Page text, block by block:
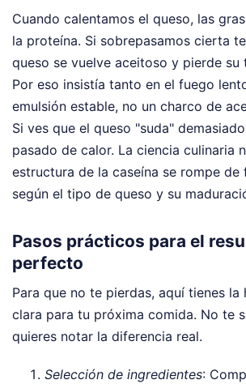
Cuando calentamos el queso, las
la proteína. Si sobrepasamos cierta
queso se vuelve aceitoso y pierde su
Por eso insistía tanto en el fuego
emulsión estable, no un charco de
Si ves que el queso "suda"
pasado de calor. La ciencia culinaria
estructura de la caseína se rompe de
según el tipo de queso y su
Pasos prácticos para el
perfecto
Para que no te pierdas, aquí tienes la
clara para tu próxima comida. No te
quieres notar la diferencia real.
Selección de ingredientes: